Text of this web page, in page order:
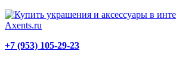
+7 (953) 105-29-23